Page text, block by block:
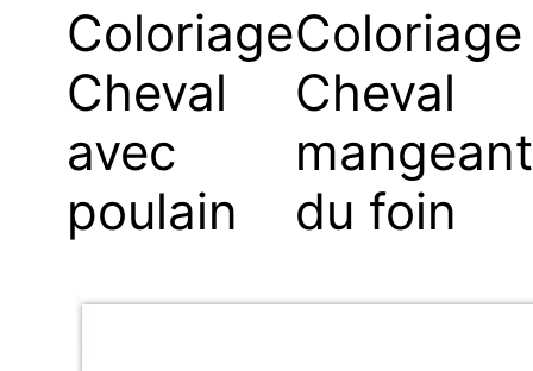
Coloriage
Cheval
avec
poulain
Coloriage
Cheval
mangeant
du foin